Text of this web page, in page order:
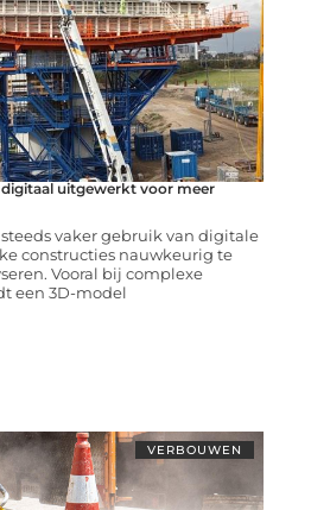
uitgewerkt voor meer
vaker gebruik van digitale
constructies nauwkeurig te
Vooral bij complexe
een 3D-model
VERBOUWEN